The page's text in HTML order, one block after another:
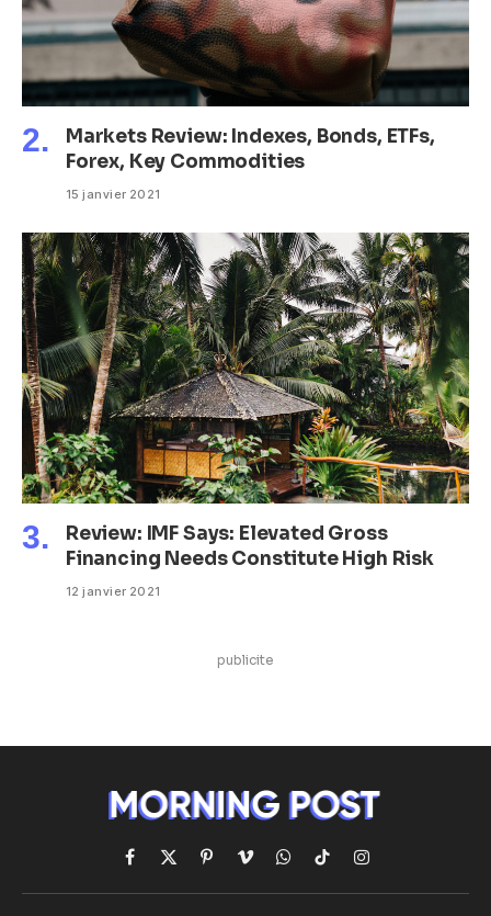
Markets Review: Indexes, Bonds, ETFs,
Forex, Key Commodities
15 janvier 2021
Review: IMF Says: Elevated Gross
Financing Needs Constitute High Risk
12 janvier 2021
publicite
Facebook
X
(Twitter)
Pinterest
VimeoWhatsApp
TikTokInstagram